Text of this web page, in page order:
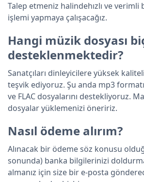
Talep etmeniz halindehızlı ve verimli
işlemi yapmaya çalışacağız.
Hangi müzik dosyası
desteklenmektedir?
Sanatçıları dinleyicilere yüksek
teşvik ediyoruz. Şu anda mp3
ve FLAC dosyalarını destekliyoruz.
dosyalar yüklemenizi öneririz.
Nasıl ödeme alırım?
Alınacak bir ödeme söz konusu
sonunda) banka bilgilerinizi
almanız için size bir e-posta